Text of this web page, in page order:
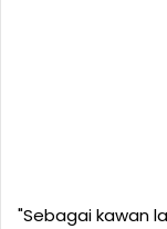
"Sebagai kawan